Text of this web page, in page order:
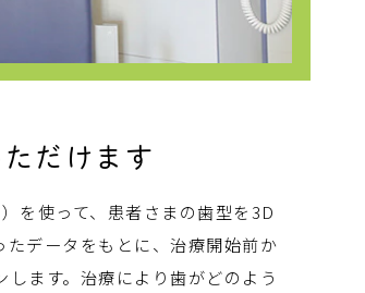
だけます
を使って、患者さまの歯型を3D
データをもとに、治療開始前か
ます。治療により歯がどのよう